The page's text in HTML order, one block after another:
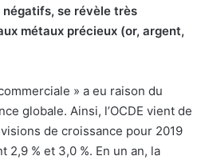
négatifs, se révèle très
métaux précieux (or, argent,
» a eu raison du
globale. Ainsi, l’OCDE vient de
de croissance pour 2019
2,9 % et 3,0 %. En un an, la